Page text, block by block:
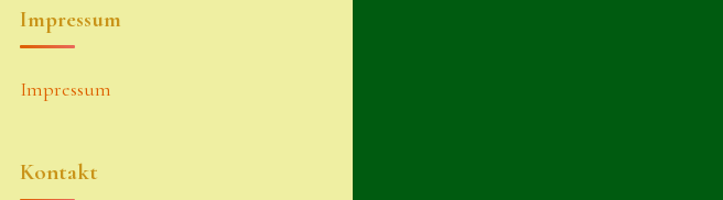
Impressum
Impressum
Kontakt